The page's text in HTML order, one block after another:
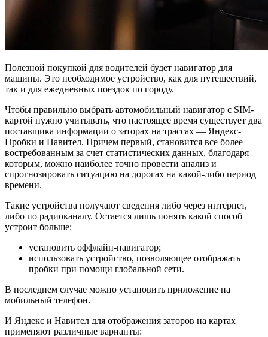
Полезной покупкой для водителей будет навигатор для
машины. Это необходимое устройство, как для путешествий,
так и для ежедневных поездок по городу.
Чтобы правильно выбрать автомобильный навигатор с SIM-
картой нужно учитывать, что настоящее время существует два
поставщика информации о заторах на трассах — Яндекс-
Пробки и Навител. Причем первый, становится все более
востребованным за счет статистических данных, благодаря
которым, можно наиболее точно провести анализ и
спрогнозировать ситуацию на дорогах на какой-либо период
времени.
Такие устройства получают сведения либо через интернет,
либо по радиоканалу. Остается лишь понять какой способ
устроит больше:
установить оффлайн-навигатор;
использовать устройство, позволяющее отображать
пробки при помощи глобальной сети.
В последнем случае можно установить приложение на
мобильный телефон.
И Яндекс и Навител для отображения заторов на картах
применяют различные варианты: